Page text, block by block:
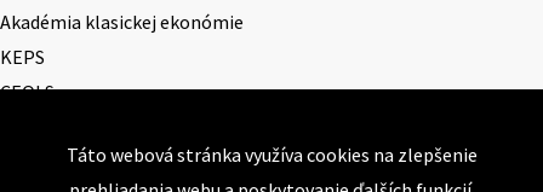
Akadémia klasickej ekonómie
KEPS
CEQLS
Cena Ernesta Valka
Táto webová stránka využíva cookies na zlepšenie